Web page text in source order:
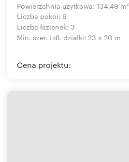
Powierzchnia użytkowa: 134,49 m2
Liczba pokoi: 6
Liczba łazienek: 3
Min. szer. i dł. działki: 23 x 20 m
Cena projektu: